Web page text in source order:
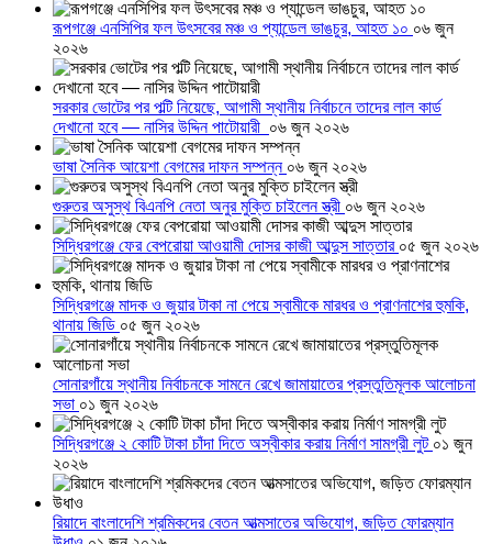
রূপগঞ্জে এনসিপির ফল উৎসবের মঞ্চ ও প্যান্ডেল ভাঙচুর, আহত ১০ ০৬ জুন
২০২৬
সরকার ভোটের পর পল্টি নিয়েছে, আগামী স্থানীয় নির্বাচনে তাদের লাল কার্ড
দেখানো হবে — নাসির উদ্দিন পাটোয়ারী ০৬ জুন ২০২৬
ভাষা সৈনিক আয়েশা বেগমের দাফন সম্পন্ন ০৬ জুন ২০২৬
গুরুতর অসুস্থ বিএনপি নেতা অনুর মুক্তি চাইলেন স্ত্রী ০৬ জুন ২০২৬
সিদ্ধিরগঞ্জে ফের বেপরোয়া আওয়ামী দোসর কাজী আব্দুস সাত্তার ০৫ জুন ২০২৬
সিদ্ধিরগঞ্জে মাদক ও জুয়ার টাকা না পেয়ে স্বামীকে মারধর ও প্রাণনাশের হুমকি,
থানায় জিডি ০৫ জুন ২০২৬
সোনারগাঁয়ে স্থানীয় নির্বাচনকে সামনে রেখে জামায়াতের প্রস্তুতিমূলক আলোচনা
সভা ০১ জুন ২০২৬
সিদ্ধিরগঞ্জে ২ কোটি টাকা চাঁদা দিতে অস্বীকার করায় নির্মাণ সামগ্রী লুট ০১ জুন
২০২৬
রিয়াদে বাংলাদেশি শ্রমিকদের বেতন আত্মসাতের অভিযোগ, জড়িত ফোরম্যান